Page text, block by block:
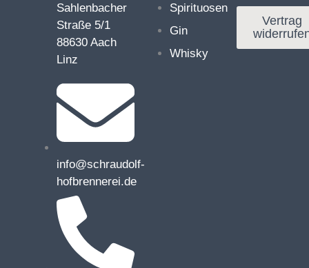
Sahlenbacher
Straße 5/1
88630 Aach
Linz
info@schraudolf-
hofbrennerei.de
Spirituosen
Gin
Whisky
Vertrag